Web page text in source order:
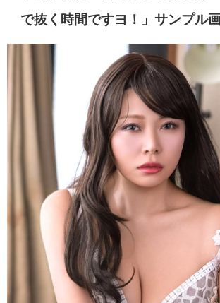
で抜く時間ですヨ！」サンプル